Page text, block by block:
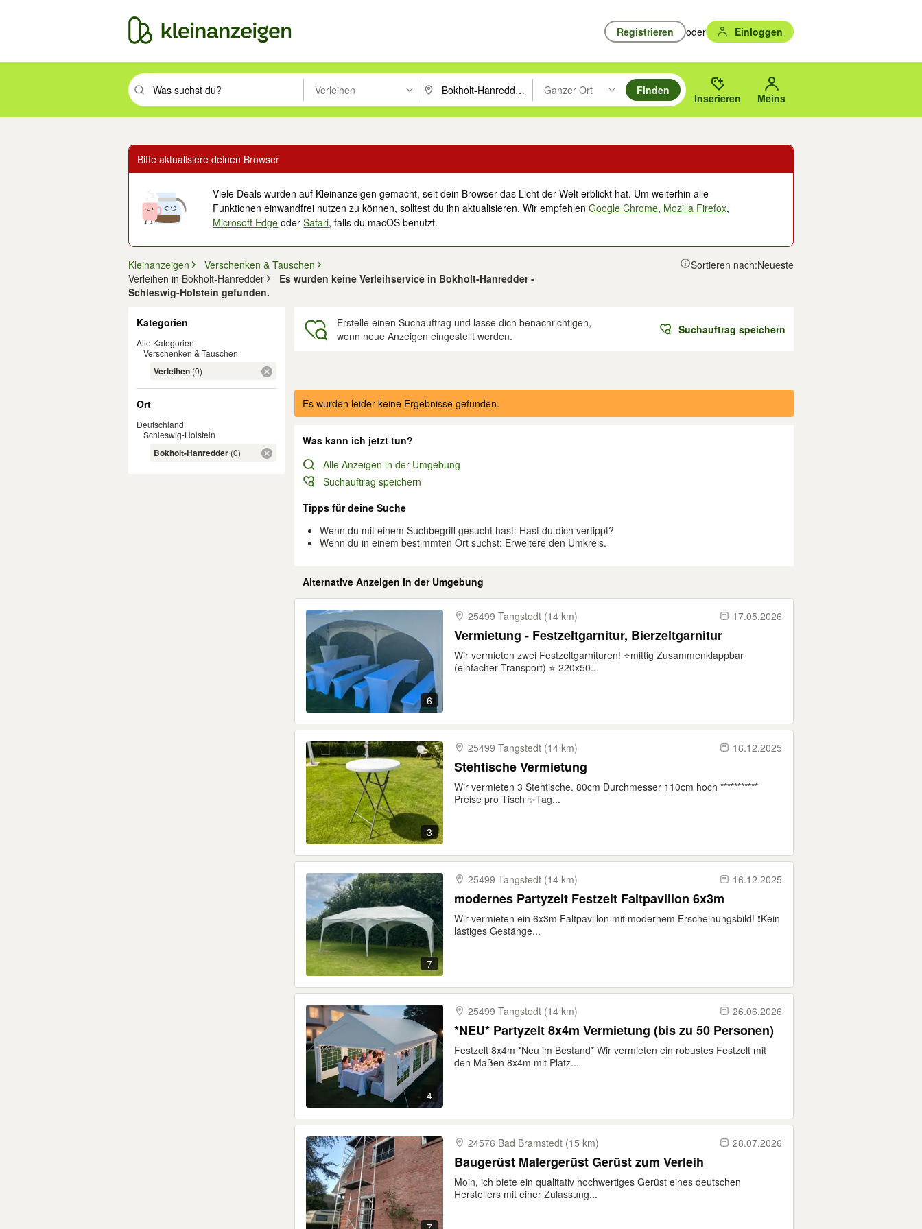
Registrieren oder Einloggen
Suchbegriff eingeben. Eingabetaste drücken um zu suchen, oder Vorschläge mit den Pfeiltasten nach oben/unten durchsuchen und mit Eingabetaste auswählen.
Verleihen PLZ oder Ort eingeben. Eingabetaste drücken um zu suchen, oder Vorschläge mit den Pfeiltasten nach oben/
Ganzer Ort
Suche im Umkreis des gewählten Orts oder PLZ.
Finden
Inserieren Meins
Bitte aktualisiere deinen Browser
Viele Deals wurden auf Kleinanzeigen gemacht, seit dein Browser das Licht der Welt erblickt hat. Um weiterhin alle
Funktionen einwandfrei nutzen zu können, solltest du ihn aktualisieren. Wir empfehlenGoogle Chrome, Mozilla Firefox,
Microsoft Edge oderSafari, falls du macOS benutzt.
Kleinanzeigen
Verschenken & Tauschen
Verleihen in Bokholt-Hanredder
Es wurden keine Verleihservice in Bokholt-Hanredder -
Schleswig-Holstein gefunden.
Sortieren nach:Neueste
Kategorien
Alle Kategorien
Verschenken & Tauschen
Verleihen (0)
Ort
Deutschland
Schleswig-Holstein
Bokholt-Hanredder (0)
Erstelle einen Suchauftrag und lasse dich benachrichtigen,
wenn neue Anzeigen eingestellt werden.
Suchauftrag speichern
Ergebnisse
Es wurden leider keine Ergebnisse gefunden.
Was kann ich jetzt tun?
Alle Anzeigen in der Umgebung
Suchauftrag speichern
Tipps für deine Suche
Wenn du mit einem Suchbegriff gesucht hast: Hast du dich vertippt?
Wenn du in einem bestimmten Ort suchst: Erweitere den Umkreis.
Alternative Anzeigen in der Umgebung
6
25499 Tangstedt (14 km) 17.05.2026
Vermietung - Festzeltgarnitur, Bierzeltgarnitur
Wir vermieten zwei Festzeltgarnituren! ⭐️mittig Zusammenklappbar
(einfacher Transport) ⭐️ 220x50...
3
25499 Tangstedt (14 km) 16.12.2025
Stehtische Vermietung
Wir vermieten 3 Stehtische. 80cm Durchmesser 110cm hoch ***********
Preise pro Tisch ✨Tag...
7
25499 Tangstedt (14 km) 16.12.2025
modernes Partyzelt Festzelt Faltpavillon 6x3m
Wir vermieten ein 6x3m Faltpavillon mit modernem Erscheinungsbild! ❗️Kein
lästiges Gestänge...
4
25499 Tangstedt (14 km) 26.06.2026
*NEU* Partyzelt 8x4m Vermietung (bis zu 50 Personen)
Festzelt 8x4m *Neu im Bestand* Wir vermieten ein robustes Festzelt mit
den Maßen 8x4m mit Platz...
24576 Bad Bramstedt (15 km) 28.07.2026
Baugerüst Malergerüst Gerüst zum Verleih
Moin, ich biete ein qualitativ hochwertiges Gerüst eines deutschen
Herstellers mit einer Zulassung...